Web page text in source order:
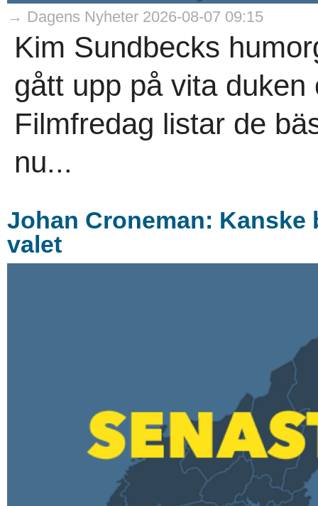
→ Dagens Nyheter 2026-08-07 09:15
Kim Sundbecks
gått upp på vita
Filmfredag listar de
nu...
Johan Croneman:
valet